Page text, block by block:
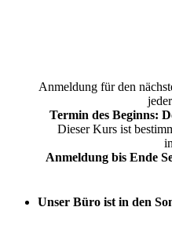
Anmeldung für den
Termin des Beginns:
Dieser Kurs ist
Anmeldung bis Ende
Unser Büro ist in den